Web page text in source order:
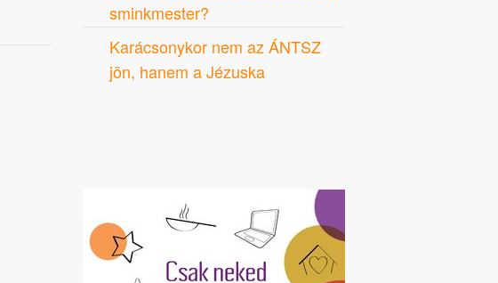
sminkmester?
Karácsonykor nem az ÁNTSZ
jön, hanem a Jézuska